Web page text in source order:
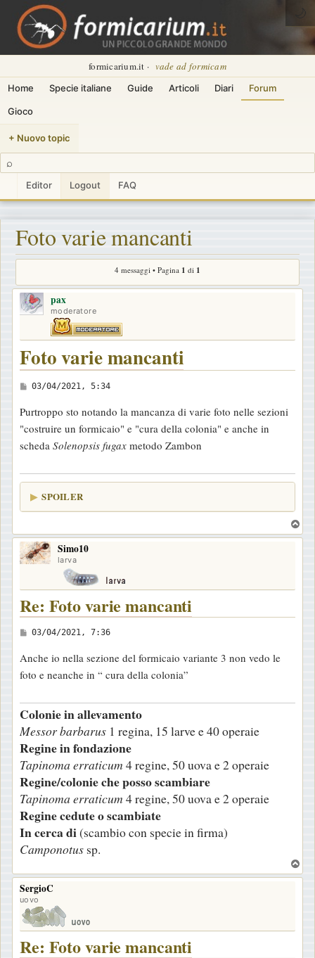
formicarium.it · vade ad formicam
Home Specie italiane Guide Articoli Diari Forum
Gioco
+ Nuovo topic
⌕
Editor Logout FAQ
🌙
Foto varie mancanti
4 messaggi • Pagina 1 di 1
pax
moderatore
Foto varie mancanti
M
s
s
a
g
i
03/04/2021, 5:34
Purtroppo sto notando la mancanza di varie foto nelle sezioni
"costruire un formicaio" e "cura della colonia" e anche in
scheda Solenopsis fugax metodo Zambon
SPOILER
o
Simo10
larva
Re: Foto varie mancanti
M
s
s
g
g
i
o
03/04/2021, 7:36
Anche io nella sezione del formicaio variante 3 non vedo le
foto e neanche in “ cura della colonia”
Colonie in allevamento
Messor barbarus 1 regina, 15 larve e 40 operaie
Regine in fondazione
Tapinoma erraticum 4 regine, 50 uova e 2 operaie
Regine/colonie che posso scambiare
Tapinoma erraticum 4 regine, 50 uova e 2 operaie
Regine cedute o scambiate
In cerca di(scambio con specie in firma)
Camponotus sp.
o
SergioC
uovo
Re: Foto varie mancanti